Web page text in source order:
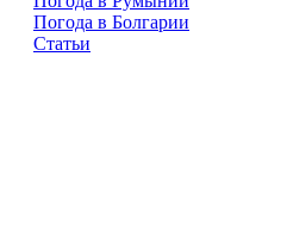
Погода в Болгарии
Статьи